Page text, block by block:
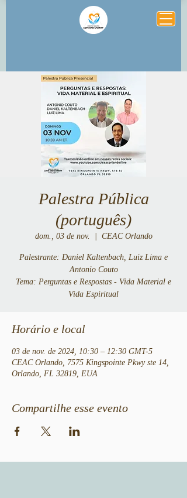
Palestra Pública
(português)
dom., 03 de nov. CEAC Orlando
Palestrante: Daniel Kaltenbach, Luiz Lima e
Antonio Couto
Tema: Perguntas e Respostas - Vida Material e
Vida Espiritual
Horário e local
03 de nov. de 2024, 10:30 – 12:30 GMT-5
CEAC Orlando, 7575 Kingspointe Pkwy ste 14,
Orlando, FL 32819, EUA
Compartilhe esse evento